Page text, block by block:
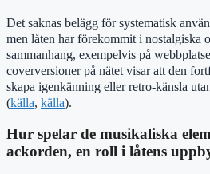
Det saknas belägg för systematisk
men låten har förekommit i nostalgiska
sammanhang, exempelvis på
coverversioner på nätet visar att den
skapa igenkänning eller retro-känsla
(källa, källa).
Hur spelar de musikaliska
ackorden, en roll i låtens